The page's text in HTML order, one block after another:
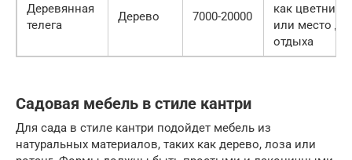
Деревянная
телега
Дерево 7000-20000
как цветник
или место
отдыха
Садовая мебель в стиле кантри
Для сада в стиле кантри подойдет мебель из
натуральных материалов, таких как дерево, лоза или